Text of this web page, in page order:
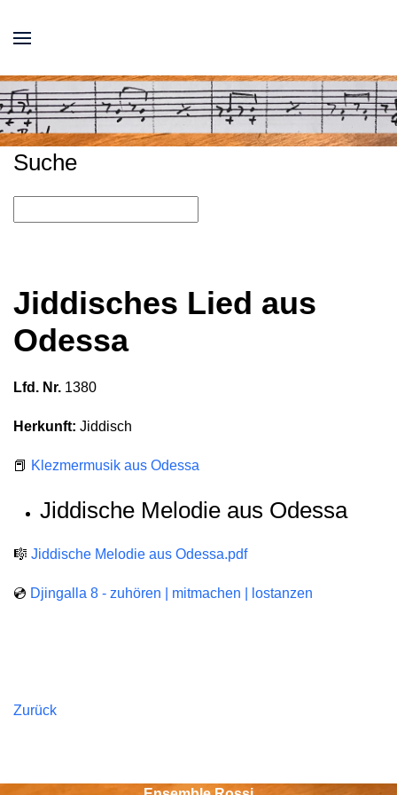
Suche
Jiddisches Lied aus
Odessa
Lfd. Nr. 1380
Herkunft: Jiddisch
📕 Klezmermusik aus Odessa
Jiddische Melodie aus Odessa
🎼 Jiddische Melodie aus Odessa.pdf
💿 Djingalla 8 - zuhören | mitmachen | lostanzen
Zurück